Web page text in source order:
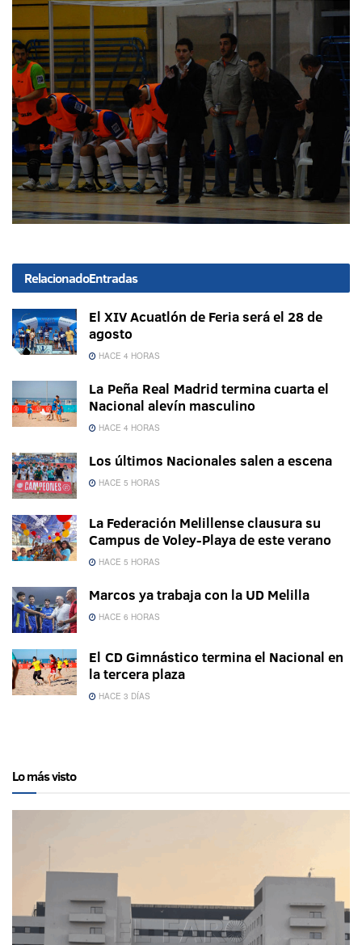
RelacionadoEntradas
El XIV Acuatlón de Feria será el 28 de
agosto
HACE 4 HORAS
La Peña Real Madrid termina cuarta el
Nacional alevín masculino
HACE 4 HORAS
Los últimos Nacionales salen a escena
HACE 5 HORAS
La Federación Melillense clausura su
Campus de Voley-Playa de este verano
HACE 5 HORAS
Marcos ya trabaja con la UD Melilla
HACE 6 HORAS
El CD Gimnástico termina el Nacional en
la tercera plaza
HACE 3 DÍAS
Lo más visto